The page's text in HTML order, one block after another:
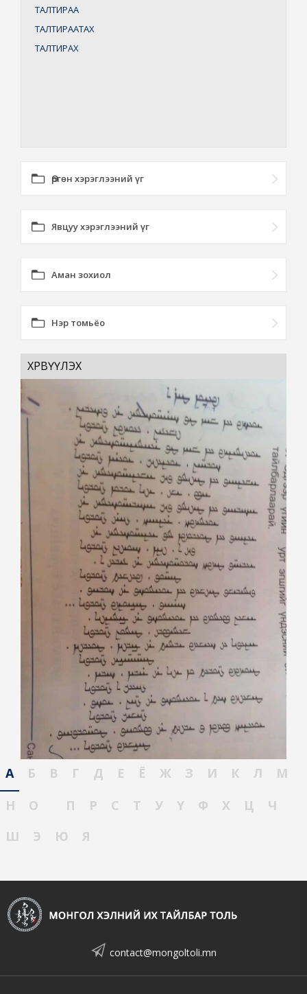
ТАЛТИРАА
ТАЛТИРААТАХ
ТАЛТИРАХ
Өргөн хэрэглээний үг
Явцуу хэрэглээний үг
Аман зохиол
Нэр томьёо
ХӨРВҮҮЛЭХ
А Б В Г Д Е Ё Ж З И К Л
М
Н
О П Р С Т У Ү Ф Х Ц
Ч
Ш
Э Ю Я
contact@mongoltoli.mn